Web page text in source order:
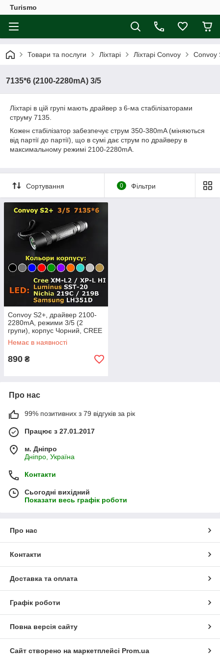
Turismo
Товари та послуги Ліхтарі Ліхтарі Convoy Convoy
7135*6 (2100-2280mA) 3/5
Ліхтарі в цій групі мають драйвер з 6-ма стабілізаторами
струму 7135.
Кожен стабілізатор забезпечує струм 350-380mA (міняються
від партії до партії), що в сумі дає струм по драйверу в
максимальному режимі 2100-2280mA.
Сортування 0 Фільтри
Convoy S2+, драйвер 2100-
2280mА, режими 3/5 (2
групи), корпус Чорний, CREE
XML-2, 6500K
Немає в наявності
890 ₴
Про нас
99% позитивних з 79 відгуків за рік
Працює з 27.01.2017
м. Дніпро
Дніпро, Україна
Контакти
Сьогодні вихідний
Показати весь графік роботи
Про нас
Контакти
Доставка та оплата
Графік роботи
Повна версія сайту
Сайт створено на маркетплейсі Prom.ua